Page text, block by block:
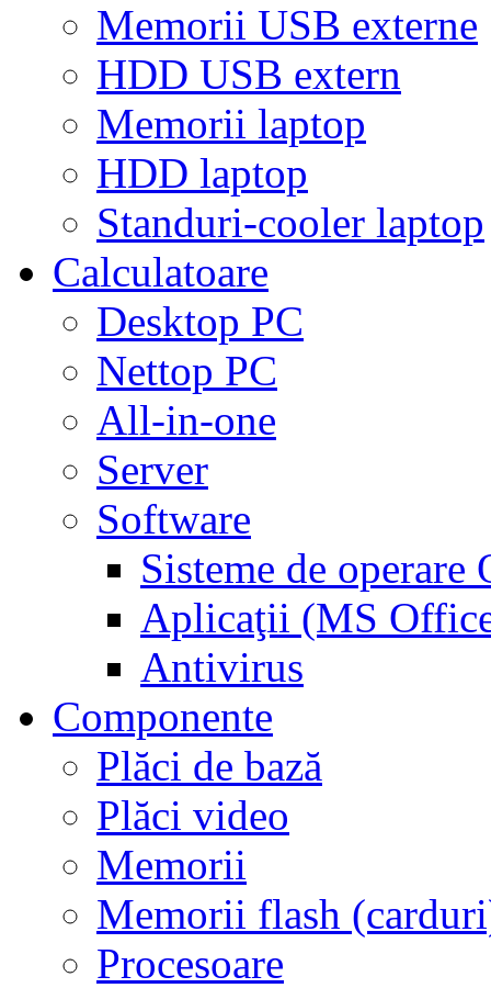
Memorii USB externe
HDD USB extern
Memorii laptop
HDD laptop
Standuri-cooler laptop
Calculatoare
Desktop PC
Nettop PC
All-in-one
Server
Software
Sisteme de operare
Aplicaţii (MS
Antivirus
Componente
Plăci de bază
Plăci video
Memorii
Memorii flash
Procesoare